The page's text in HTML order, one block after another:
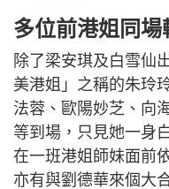
多位前港姐同場
除了梁安琪及白雪仙
美港姐」之稱的朱玲
法蓉、歐陽妙芝、向
等到場，只見她一身
在一班港姐師妹面前
亦有與劉德華來個大